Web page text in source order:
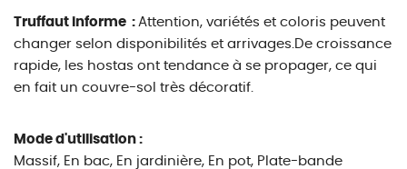
Truffaut informe : Attention, variétés et coloris peuvent
changer selon disponibilités et arrivages.De croissance
rapide, les hostas ont tendance à se propager, ce qui
en fait un couvre-sol très décoratif.
Mode d'utilisation :
Massif, En bac, En jardinière, En pot, Plate-bande